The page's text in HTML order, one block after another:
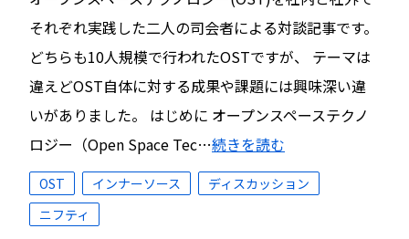
それぞれ実践した二人の司会者による対談記事です。
どちらも10人規模で行われたOSTですが、 テーマは
違えどOST自体に対する成果や課題には興味深い違
いがありました。 はじめに オープンスペーステクノ
ロジー（Open Space Tec…続きを読む
OST インナーソース
ディスカッション
ニフティ